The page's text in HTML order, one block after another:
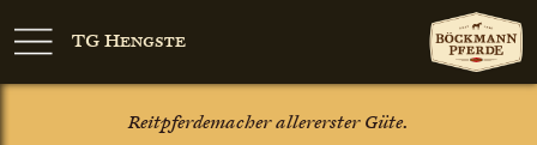
TG Hengste
Reitpferdemacher allererster Güte.